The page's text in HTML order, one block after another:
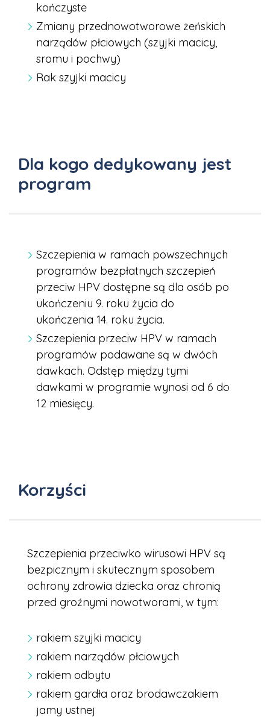
kończyste
Zmiany przednowotworowe żeńskich
narządów płciowych (szyjki macicy,
sromu i pochwy)
Rak szyjki macicy
Dla kogo dedykowany jest
program
Szczepienia w ramach powszechnych
programów bezpłatnych szczepień
przeciw HPV dostępne są dla osób po
ukończeniu 9. roku życia do
ukończenia 14. roku życia.
Szczepienia przeciw HPV w ramach
programów podawane są w dwóch
dawkach. Odstęp między tymi
dawkami w programie wynosi od 6 do
12 miesięcy.
Korzyści
Szczepienia przeciwko wirusowi HPV są
bezpicznym i skutecznym sposobem
ochrony zdrowia dziecka oraz chronią
przed groźnymi nowotworami, w tym:
rakiem szyjki macicy
rakiem narządów płciowych
rakiem odbytu
rakiem gardła oraz brodawczakiem
jamy ustnej